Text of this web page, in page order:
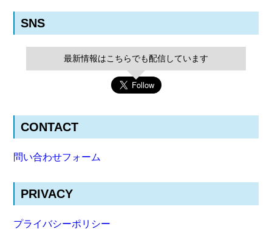
SNS
最新情報はこちらでも配信しています
CONTACT
問い合わせフォーム
PRIVACY
プライバシーポリシー